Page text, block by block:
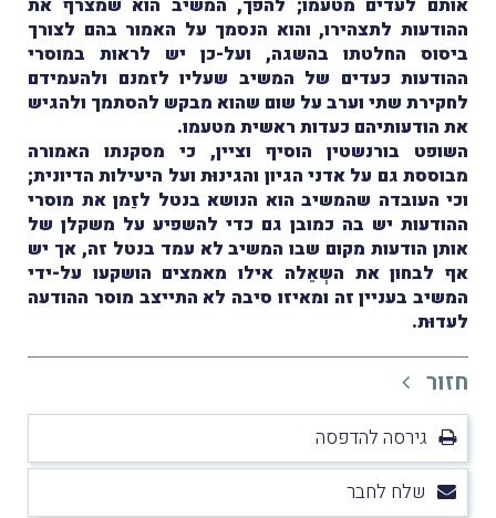
אותם לעדים מטעמו; להפך, המשיב הוא שמצרף את
ההודעות לתצהירו, והוא הנסמך על האמור בהם לצורך
ביסוס החלטתו בהשגה, ועל-כן יש לראות במוסרי
ההודעות כעדים של המשיב שעליו לזמנם ולהעמידם
לחקירת שתי וערב על שום שהוא מבקש להסתמך ולהגיש
את הודעותיהם כעדות ראשית מטעמו.
השופט בורנשטין הוסיף וציין, כי מסקנתו האמורה
מבוססת גם על אדני הגיון והגינוּת ועל היעילות הדיונית;
וכי העובדה שהמשיב הוא הנושא בנטל לזַמן את מוסרי
ההודעות יש בה כמובן גם כדי להשפיע על משקלן של
אותן הודעות מקום שבו המשיב לא עמד בנטל זה, אך יש
אף לבחון את השְאֵלה אילו מאמצים הושקעו על-ידי
המשיב בעניין זה ומאיזו סיבה לא התייצב מוסר ההודעה
לעדוּת.
חזור
גירסה להדפסה
שלח לחבר